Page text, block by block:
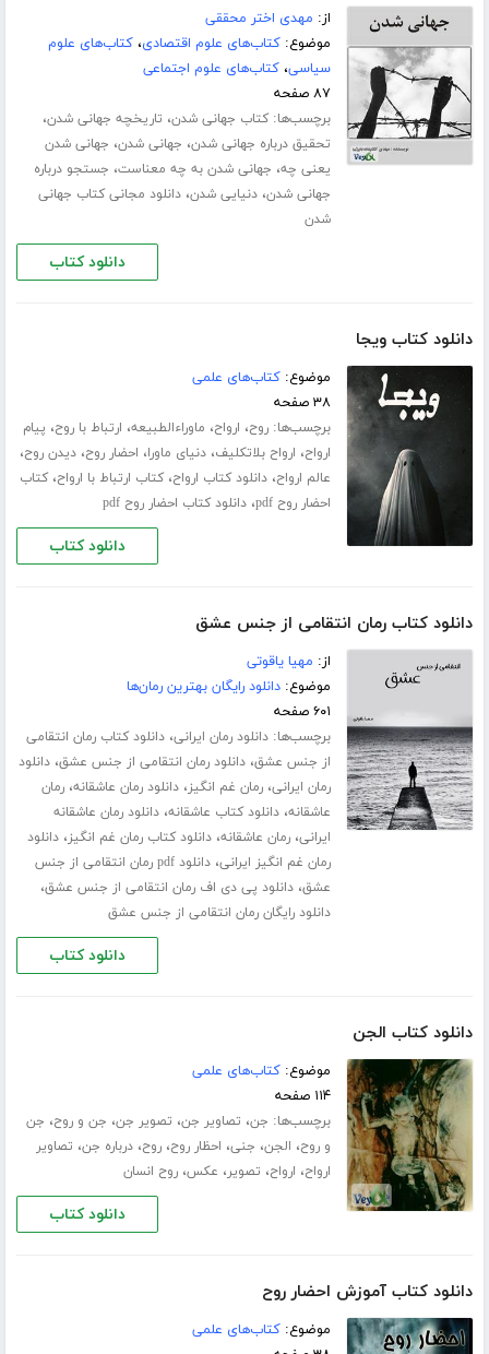
از: مهدی اختر محققی
موضوع:کتاب‌های علوم اقتصادی،کتاب‌های علوم
سیاسی،کتاب‌های علوم اجتماعی
۸۷ صفحه
برچسب‌ها:کتاب جهانی شدن، تاریخچه جهانی شدن،
تحقیق درباره جهانی شدن، جهانی شدن، جهانی شدن
یعنی چه، جهانی شدن به چه معناست، جستجو درباره
جهانی شدن،دنیایی شدن،دانلود مجانی کتاب جهانی
شدن
دانلود کتاب
دانلود کتاب ویجا
موضوع:کتاب‌های علمی
۳۸ صفحه
برچسب‌ها:روح، ارواح، ماوراءالطبیعه، ارتباط با روح، پیام
ارواح، ارواح بلاتکلیف،دنیای ماورا، احضار روح،دیدن روح،
عالم ارواح،دانلود کتاب ارواح،کتاب ارتباط با ارواح،کتاب
احضار روح pdf
،دانلود کتاب احضار روح pdf
دانلود کتاب
دانلود کتاب رمان انتقامی از جنس عشق
از: مهیا یاقوتی
موضوع:دانلود رایگان بهترین رمان‌ها
۶۰۱ صفحه
برچسب‌ها:دانلود رمان ایرانی،دانلود کتاب رمان انتقامی
از جنس عشق،دانلود رمان انتقامی از جنس عشق،دانلود
رمان ایرانی،رمان غم انگیز،دانلود رمان عاشقانه،رمان
عاشقانه،دانلود کتاب عاشقانه،دانلود رمان عاشقانه
ایرانی،رمان عاشقانه،دانلود کتاب رمان غم انگیز،دانلود
رمان غم انگیز ایرانی،
دانلود pdf رمان انتقامی از جنس
عشق،دانلود پی دی اف رمان انتقامی از جنس عشق،
دانلود رایگان رمان انتقامی از جنس عشق
دانلود کتاب
دانلود کتاب الجن
موضوع:کتاب‌های علمی
۱۱۴ صفحه
برچسب‌ها: جن، تصاویر جن، تصویر جن، جن و روح، جن
و روح، الجن، جنی، احظار روح،روح،درباره جن، تصاویر
ارواح، ارواح، تصویر، عکس،روح انسان
دانلود کتاب
دانلود کتاب آموزش احضار روح
موضوع:کتاب‌های علمی